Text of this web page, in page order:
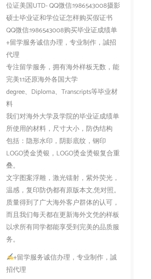
位证美国UTD- QQ微信:1986543008摄影
硕士毕业证和学位证怎样购买假证书
QQ微信:1986543008购买毕业证成绩单
+留学服务诚信办理，专业制作，誠招
代理
专注留学服务，拥有海外样板无数，能
完美1:1还原海外各国大学
degree、Diploma、Transcripts等毕业材
料
我们对海外大学及学院的毕业证成绩单
所使用的材料，尺寸大小，防伪结构
包括：隐形水印，阴影底纹，钢印
LOGO烫金烫银，LOGO烫金烫银复合重
叠。
文字图案浮雕，激光镭射，紫外荧光，
温感，复印防伪都有原版本文,凭对照。
质量得到了广大海外客户群体的认可，
而且我们每天都在更新海外文凭的样板
以求所有同学都能享受到完美的品质服
务。
+留学服务诚信办理，专业制作，誠
招代理